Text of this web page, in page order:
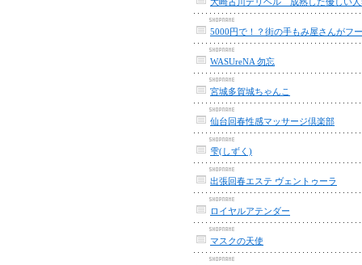
WASUreNA 勿忘
宮城多賀城ちゃんこ
仙台回春性感マッサージ倶楽部
雫(しずく)
出張回春エステ ヴェントゥーラ
ロイヤルアテンダー
マスクの天使